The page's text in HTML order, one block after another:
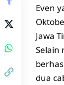
Even
Jawa
Selain
dua